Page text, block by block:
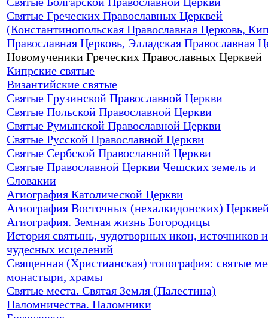
Святые Греческих Православных Церквей
(Константинопольская Православная Церковь,
Православная Церковь, Элладская Православная
Новомученики Греческих Православных Церквей
Кипрские святые
Византийские святые
Святые Грузинской Православной Церкви
Святые Польской Православной Церкви
Святые Румынской Православной Церкви
Святые Русской Православной Церкви
Святые Сербской Православной Церкви
Святые Православной Церкви Чешских земель и
Словакии
Агиография Католической Церкви
Агиография Восточных (нехалкидонских)
Агиография. Земная жизнь Богородицы
История святынь, чудотворных икон, источников и
чудесных исцелений
Священная (Христианская) топография: святые
монастыри, храмы
Святые места. Святая Земля (Палестина)
Паломничества. Паломники